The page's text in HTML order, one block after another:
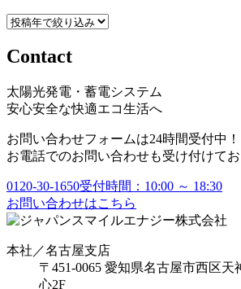
Contact
太陽光発電・蓄電システム
安心安全な快適エコ生活へ
お問い合わせフォームは24時間受付中！
お電話でのお問い合わせも受け付けてお
0120-30-1650受付時間：10:00 ～ 18:30
お問い合わせはこちら
本社／名古屋支店
〒451-0065 愛知県名古屋市西区
心2F